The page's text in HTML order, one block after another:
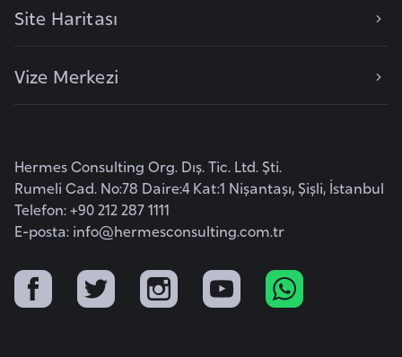
Site Haritası
Vize Merkezi
Hermes Consulting Org. Dış. Tic. Ltd. Şti.
Rumeli Cad. No:78 Daire:4 Kat:1 Nişantaşı, Şişli, İstanbul
Telefon: +90 212 287 1111
E-posta: info@hermesconsulting.com.tr
i
E
s
t
o
y
a